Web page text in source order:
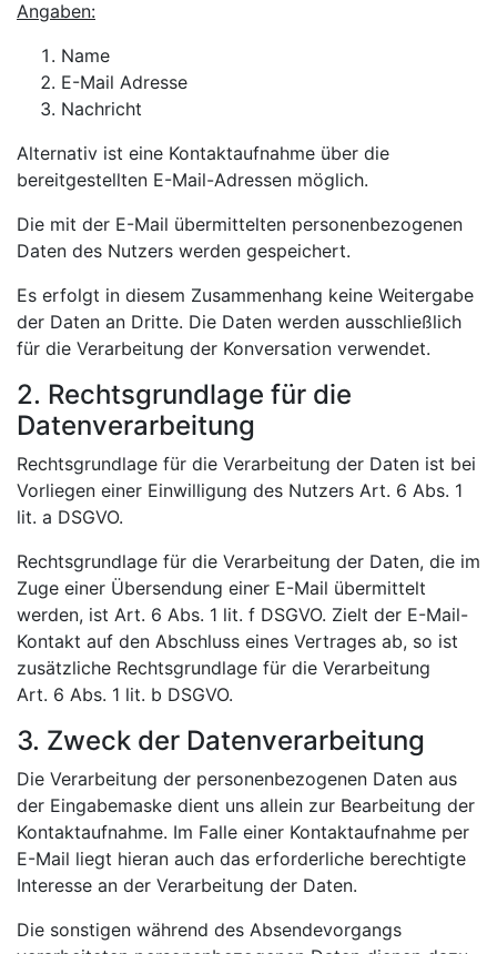
Angaben:
Name
E-Mail Adresse
Nachricht
Alternativ ist eine Kontaktaufnahme über die
bereitgestellten E-Mail-Adressen möglich.
Die mit der E-Mail übermittelten personenbezogenen
Daten des Nutzers werden gespeichert.
Es erfolgt in diesem Zusammenhang keine Weitergabe
der Daten an Dritte. Die Daten werden ausschließlich
für die Verarbeitung der Konversation verwendet.
2. Rechtsgrundlage für die
Datenverarbeitung
Rechtsgrundlage für die Verarbeitung der Daten ist bei
Vorliegen einer Einwilligung des Nutzers Art. 6 Abs. 1
lit. a DSGVO.
Rechtsgrundlage für die Verarbeitung der Daten, die im
Zuge einer Übersendung einer E-Mail übermittelt
werden, ist Art. 6 Abs. 1 lit. f DSGVO. Zielt der E-Mail-
Kontakt auf den Abschluss eines Vertrages ab, so ist
zusätzliche Rechtsgrundlage für die Verarbeitung
Art. 6 Abs. 1 lit. b DSGVO.
3. Zweck der Datenverarbeitung
Die Verarbeitung der personenbezogenen Daten aus
der Eingabemaske dient uns allein zur Bearbeitung der
Kontaktaufnahme. Im Falle einer Kontaktaufnahme per
E-Mail liegt hieran auch das erforderliche berechtigte
Interesse an der Verarbeitung der Daten.
Die sonstigen während des Absendevorgangs